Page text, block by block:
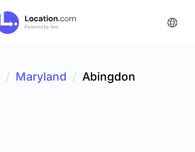
/ Maryland / Abingdon